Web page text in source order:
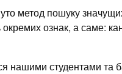
метод пошуку
ознак, а саме:
нашими студентами та